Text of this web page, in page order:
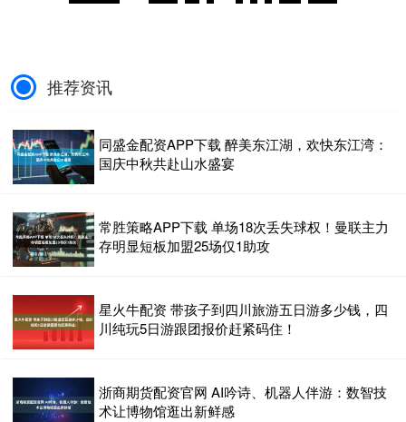
推荐资讯
同盛金配资APP下载 醉美东江湖，欢快东江湾：
国庆中秋共赴山水盛宴
常胜策略APP下载 单场18次丢失球权！曼联主力
存明显短板加盟25场仅1助攻
星火牛配资 带孩子到四川旅游五日游多少钱，四
川纯玩5日游跟团报价赶紧码住！
浙商期货配资官网 AI吟诗、机器人伴游：数智技
术让博物馆逛出新鲜感